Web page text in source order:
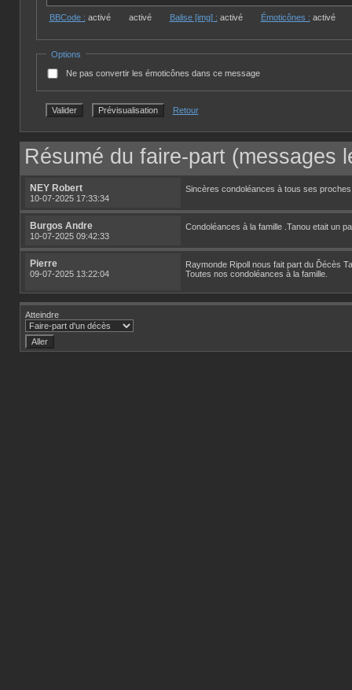
BBCode : activé activé Balise [img] : activé Émoticônes : activé
Options
Ne pas convertir les émoticônes dans ce message
Retour
Résumé du faire-part (messages
NEY Robert
10-07-2025 17:33:34
Sincères condoléances à tous ses
Burgos Andre
10-07-2025 09:42:33
Condoléances à la famille .Tanou etait un
Pierre
09-07-2025 13:22:04
Raymonde Ripoll nous fait part du Ďécès
Toutes nos condoléances à la famille.
Atteindre